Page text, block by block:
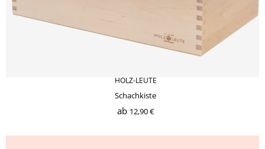
HOLZ-LEUTE
Schachkiste
ab 12,90 €